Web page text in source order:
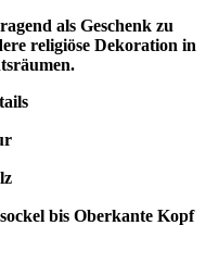
als Geschenk zu
religiöse Dekoration in
bis Oberkante Kopf